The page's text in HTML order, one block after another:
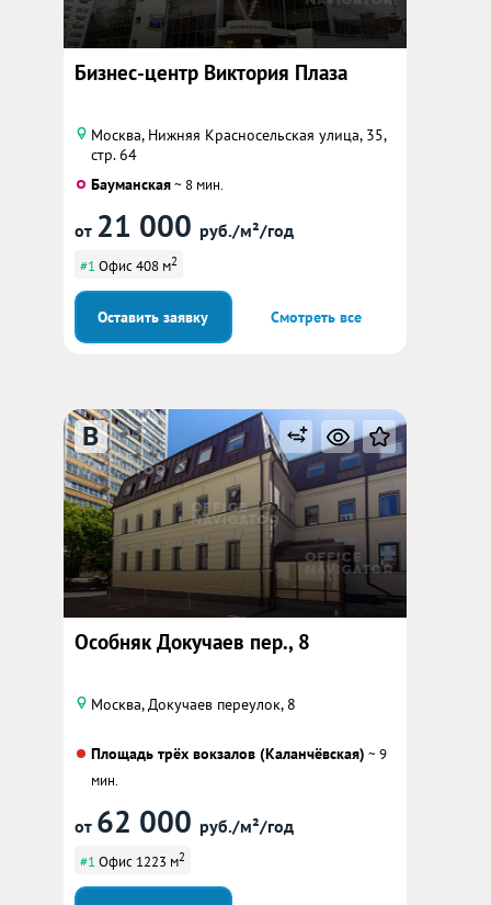
Бизнес-центр Виктория Плаза
Москва, Нижняя Красносельская улица, 35,
стр. 64
Бауманская~ 8 мин.
от 21 000 руб./м²/год
#1 Офис 408 м2
Оставить заявку Смотреть все
B
Особняк Докучаев пер., 8
Москва, Докучаев переулок, 8
Площадь трёх вокзалов (Каланчёвская) ~ 9
мин.
от 62 000 руб./м²/год
#1 Офис 1223 м2